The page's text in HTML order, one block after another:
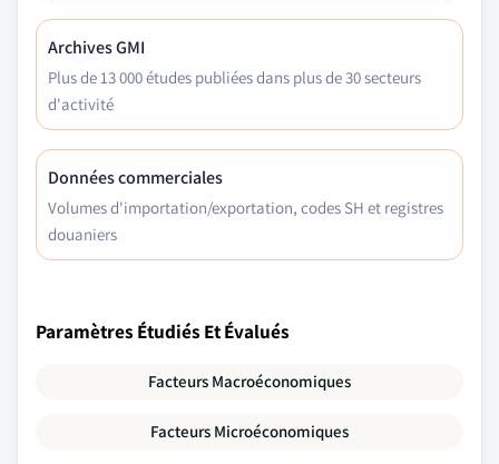
Archives GMI
Plus de 13 000 études publiées dans plus de 30 secteurs
d'activité
Données commerciales
Volumes d'importation/exportation, codes SH et registres
douaniers
Paramètres Étudiés Et Évalués
Facteurs Macroéconomiques
Facteurs Microéconomiques